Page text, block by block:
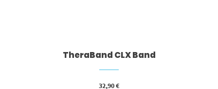
TheraBand CLX Band
32,90€